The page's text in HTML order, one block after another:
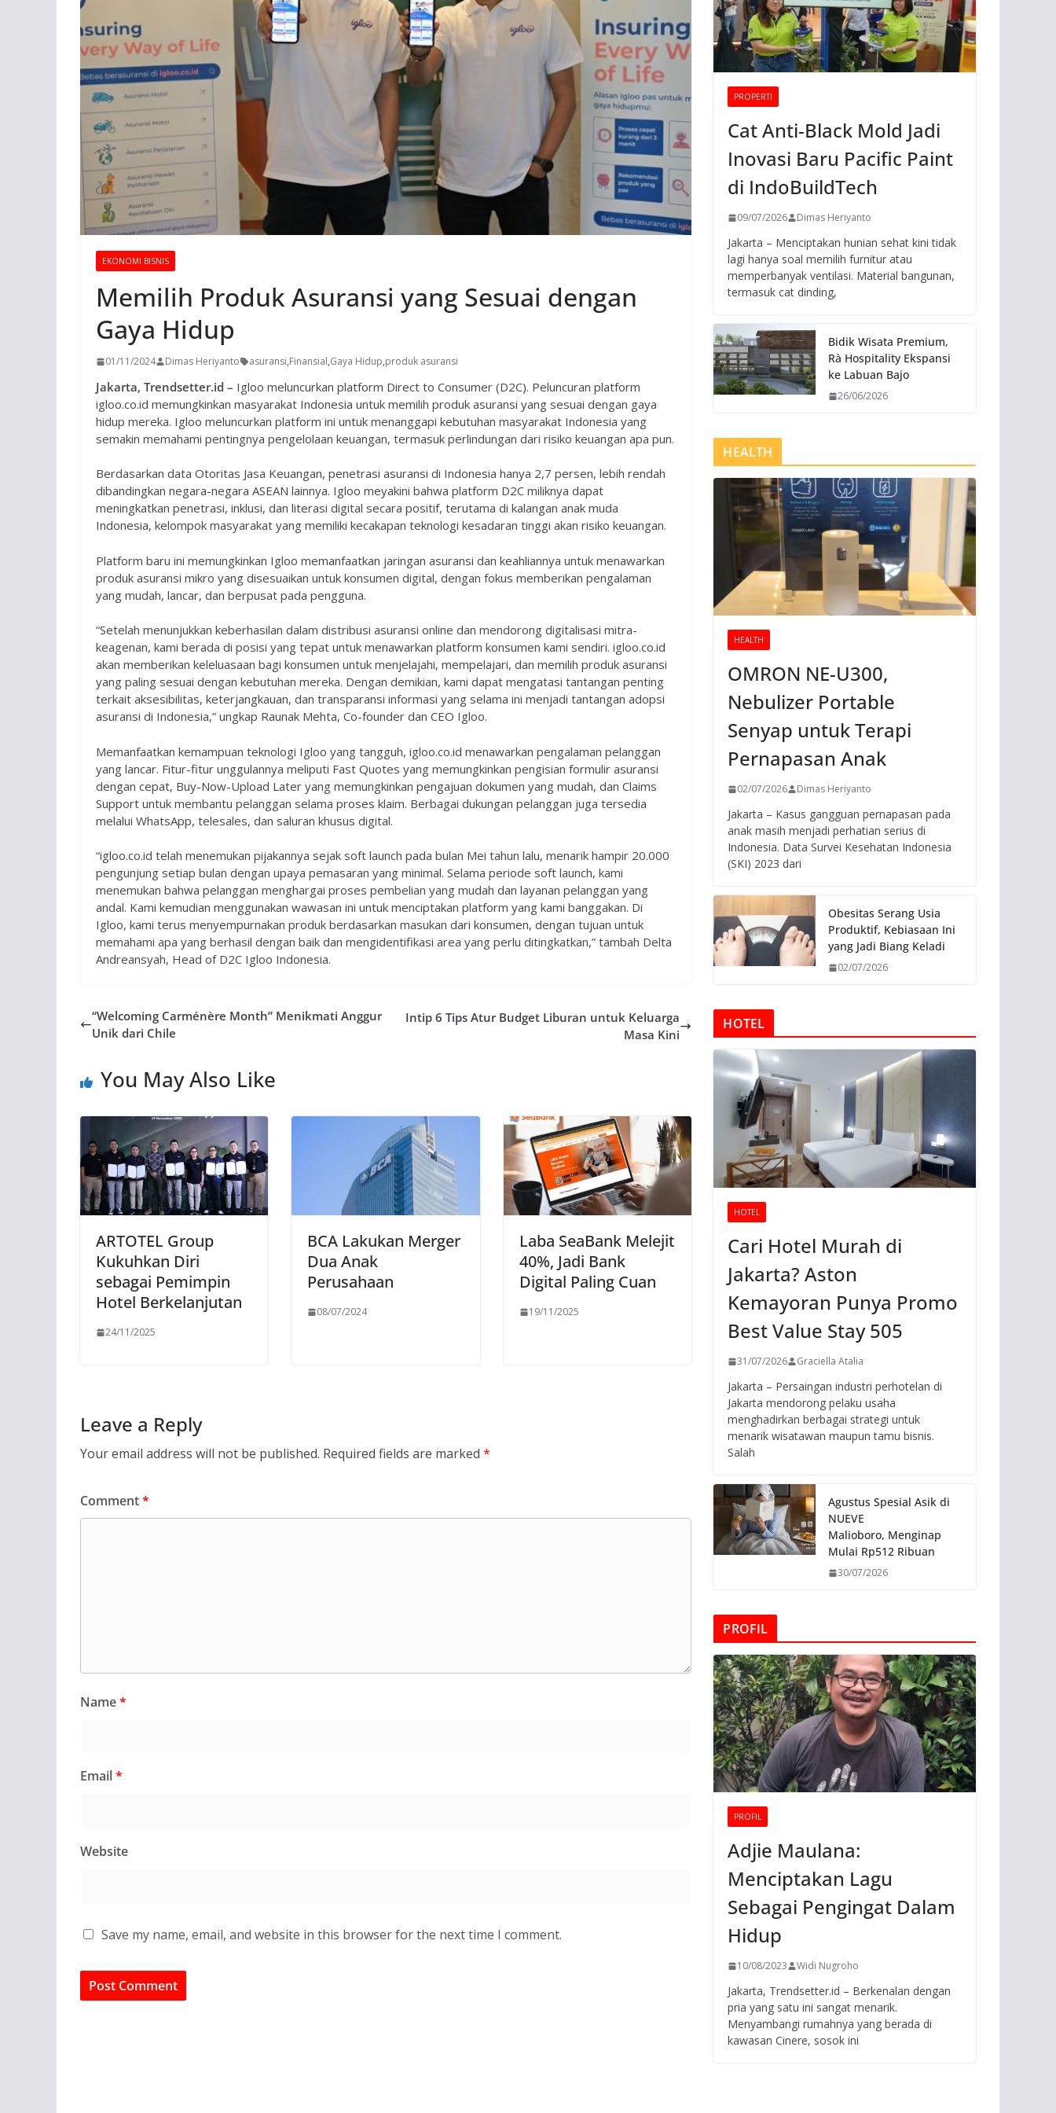
EKONOMI BISNIS
Memilih Produk Asuransi yang Sesuai dengan
Gaya Hidup
01/11/2024 Dimas Heriyanto asuransi,Finansial,Gaya Hidup,produk asuransi
Jakarta, Trendsetter.id – Igloo meluncurkan platform Direct to Consumer (D2C). Peluncuran platform
igloo.co.id memungkinkan masyarakat Indonesia untuk memilih produk asuransi yang sesuai dengan gaya
hidup mereka. Igloo meluncurkan platform ini untuk menanggapi kebutuhan masyarakat Indonesia yang
semakin memahami pentingnya pengelolaan keuangan, termasuk perlindungan dari risiko keuangan apa pun.
Berdasarkan data Otoritas Jasa Keuangan, penetrasi asuransi di Indonesia hanya 2,7 persen, lebih rendah
dibandingkan negara-negara ASEAN lainnya. Igloo meyakini bahwa platform D2C miliknya dapat
meningkatkan penetrasi, inklusi, dan literasi digital secara positif, terutama di kalangan anak muda
Indonesia, kelompok masyarakat yang memiliki kecakapan teknologi kesadaran tinggi akan risiko keuangan.
Platform baru ini memungkinkan Igloo memanfaatkan jaringan asuransi dan keahliannya untuk menawarkan
produk asuransi mikro yang disesuaikan untuk konsumen digital, dengan fokus memberikan pengalaman
yang mudah, lancar, dan berpusat pada pengguna.
“Setelah menunjukkan keberhasilan dalam distribusi asuransi online dan mendorong digitalisasi mitra-
keagenan, kami berada di posisi yang tepat untuk menawarkan platform konsumen kami sendiri. igloo.co.id
akan memberikan keleluasaan bagi konsumen untuk menjelajahi, mempelajari, dan memilih produk asuransi
yang paling sesuai dengan kebutuhan mereka. Dengan demikian, kami dapat mengatasi tantangan penting
terkait aksesibilitas, keterjangkauan, dan transparansi informasi yang selama ini menjadi tantangan adopsi
asuransi di Indonesia,” ungkap Raunak Mehta, Co-founder dan CEO Igloo.
Memanfaatkan kemampuan teknologi Igloo yang tangguh, igloo.co.id menawarkan pengalaman pelanggan
yang lancar. Fitur-fitur unggulannya meliputi Fast Quotes yang memungkinkan pengisian formulir asuransi
dengan cepat, Buy-Now-Upload Later yang memungkinkan pengajuan dokumen yang mudah, dan Claims
Support untuk membantu pelanggan selama proses klaim. Berbagai dukungan pelanggan juga tersedia
melalui WhatsApp, telesales, dan saluran khusus digital.
“igloo.co.id telah menemukan pijakannya sejak soft launch pada bulan Mei tahun lalu, menarik hampir 20.000
pengunjung setiap bulan dengan upaya pemasaran yang minimal. Selama periode soft launch, kami
menemukan bahwa pelanggan menghargai proses pembelian yang mudah dan layanan pelanggan yang
andal. Kami kemudian menggunakan wawasan ini untuk menciptakan platform yang kami banggakan. Di
Igloo, kami terus menyempurnakan produk berdasarkan masukan dari konsumen, dengan tujuan untuk
memahami apa yang berhasil dengan baik dan mengidentifikasi area yang perlu ditingkatkan,” tambah Delta
Andreansyah, Head of D2C Igloo Indonesia.
“Welcoming Carménère Month” Menikmati Anggur
Unik dari Chile
Intip 6 Tips Atur Budget Liburan untuk Keluarga
Masa Kini
You May Also Like
ARTOTEL Group
Kukuhkan Diri
sebagai Pemimpin
Hotel Berkelanjutan
24/11/2025
BCA Lakukan Merger
Dua Anak
Perusahaan
08/07/2024
Laba SeaBank Melejit
40%, Jadi Bank
Digital Paling Cuan
19/11/2025
Leave a Reply
Your email address will not be published. Required fields are marked *
Comment*
Name*
Email*
Website
Save my name, email, and website in this browser for the next time I comment.
PROPERTI
Cat Anti-Black Mold Jadi
Inovasi Baru Pacific Paint
di IndoBuildTech
09/07/2026 Dimas Heriyanto
Jakarta – Menciptakan hunian sehat kini tidak
lagi hanya soal memilih furnitur atau
memperbanyak ventilasi. Material bangunan,
termasuk cat dinding,
Bidik Wisata Premium,
Rà Hospitality Ekspansi
ke Labuan Bajo
26/06/2026
HEALTH
HEALTH
OMRON NE-U300,
Nebulizer Portable
Senyap untuk Terapi
Pernapasan Anak
02/07/2026 Dimas Heriyanto
Jakarta – Kasus gangguan pernapasan pada
anak masih menjadi perhatian serius di
Indonesia. Data Survei Kesehatan Indonesia
(SKI) 2023 dari
Obesitas Serang Usia
Produktif, Kebiasaan Ini
yang Jadi Biang Keladi
02/07/2026
HOTEL
HOTEL
Cari Hotel Murah di
Jakarta? Aston
Kemayoran Punya Promo
Best Value Stay 505
31/07/2026 Graciella Atalia
Jakarta – Persaingan industri perhotelan di
Jakarta mendorong pelaku usaha
menghadirkan berbagai strategi untuk
menarik wisatawan maupun tamu bisnis.
Salah
Agustus Spesial Asik di
NUEVE
Malioboro, Menginap
Mulai Rp512 Ribuan
30/07/2026
PROFIL
PROFIL
Adjie Maulana:
Menciptakan Lagu
Sebagai Pengingat Dalam
Hidup
10/08/2023 Widi Nugroho
Jakarta, Trendsetter.id – Berkenalan dengan
pria yang satu ini sangat menarik.
Menyambangi rumahnya yang berada di
kawasan Cinere, sosok ini